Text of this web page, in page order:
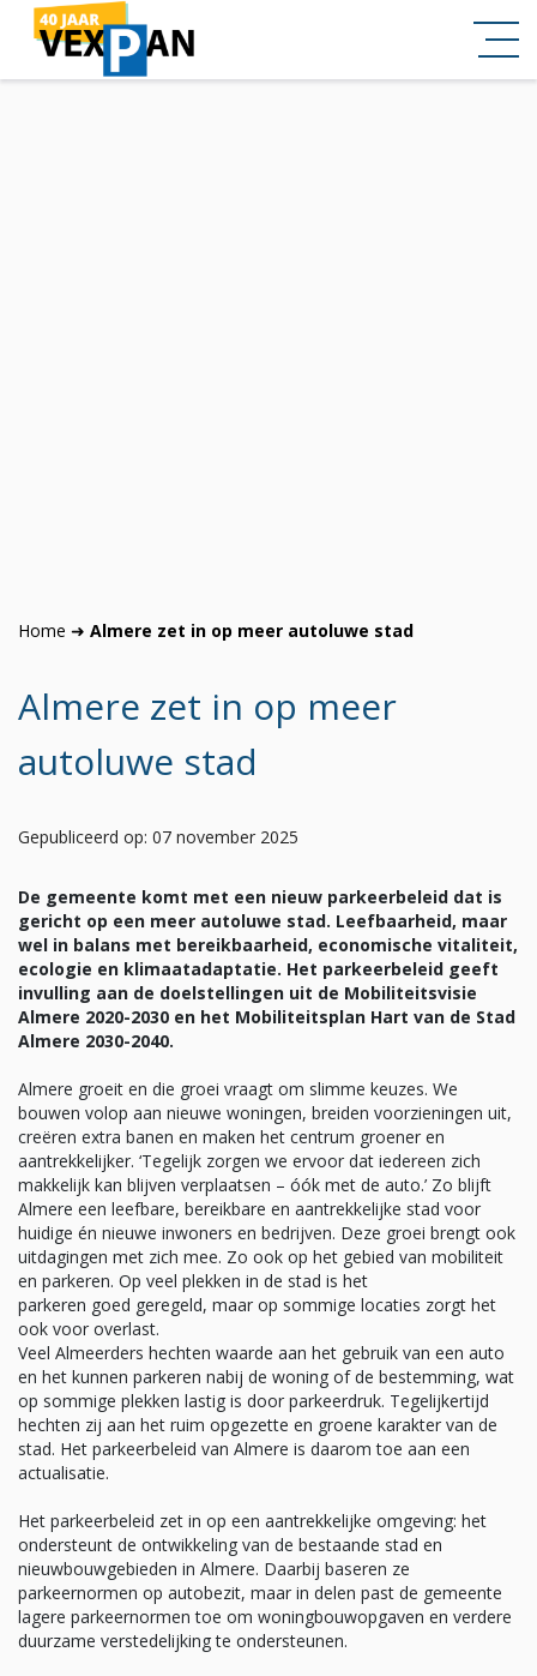
Home ➜ Almere zet in op meer autoluwe stad
Almere zet in op meer
autoluwe stad
Gepubliceerd op: 07 november 2025
De gemeente komt met een nieuw parkeerbeleid dat is
gericht op een meer autoluwe stad. Leefbaarheid, maar
wel in balans met bereikbaarheid, economische vitaliteit,
ecologie en klimaatadaptatie. Het parkeerbeleid geeft
invulling aan de doelstellingen uit de Mobiliteitsvisie
Almere 2020-2030 en het Mobiliteitsplan Hart van de Stad
Almere 2030-2040.
Almere groeit en die groei vraagt om slimme keuzes. We
bouwen volop aan nieuwe woningen, breiden voorzieningen uit,
creëren extra banen en maken het centrum groener en
aantrekkelijker. ‘Tegelijk zorgen we ervoor dat iedereen zich
makkelijk kan blijven verplaatsen – óók met de auto.’ Zo blijft
Almere een leefbare, bereikbare en aantrekkelijke stad voor
huidige én nieuwe inwoners en bedrijven. Deze groei brengt ook
uitdagingen met zich mee. Zo ook op het gebied van mobiliteit
en parkeren. Op veel plekken in de stad is het
parkeren goed geregeld, maar op sommige locaties zorgt het
ook voor overlast.
Veel Almeerders hechten waarde aan het gebruik van een auto
en het kunnen parkeren nabij de woning of de bestemming, wat
op sommige plekken lastig is door parkeerdruk. Tegelijkertijd
hechten zij aan het ruim opgezette en groene karakter van de
stad. Het parkeerbeleid van Almere is daarom toe aan een
actualisatie.
Het parkeerbeleid zet in op een aantrekkelijke omgeving: het
ondersteunt de ontwikkeling van de bestaande stad en
nieuwbouwgebieden in Almere. Daarbij baseren ze
parkeernormen op autobezit, maar in delen past de gemeente
lagere parkeernormen toe om woningbouwopgaven en verdere
duurzame verstedelijking te ondersteunen.